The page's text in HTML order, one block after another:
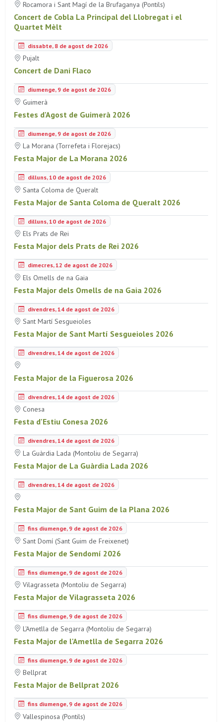
Rocamora i Sant Magí de la Brufaganya (Pontils)
Concert de Cobla La Principal del Llobregat i el
Quartet Mèlt
dissabte, 8 de agost de 2026
Pujalt
Concert de Dani Flaco
diumenge, 9 de agost de 2026
Guimerà
Festes d'Agost de Guimerà 2026
diumenge, 9 de agost de 2026
La Morana (Torrefeta i Florejacs)
Festa Major de La Morana 2026
dilluns, 10 de agost de 2026
Santa Coloma de Queralt
Festa Major de Santa Coloma de Queralt 2026
dilluns, 10 de agost de 2026
Els Prats de Rei
Festa Major dels Prats de Rei 2026
dimecres, 12 de agost de 2026
Els Omells de na Gaia
Festa Major dels Omells de na Gaia 2026
divendres, 14 de agost de 2026
Sant Martí Sesgueioles
Festa Major de Sant Martí Sesgueioles 2026
divendres, 14 de agost de 2026
Festa Major de la Figuerosa 2026
divendres, 14 de agost de 2026
Conesa
Festa d'Estiu Conesa 2026
divendres, 14 de agost de 2026
La Guàrdia Lada (Montoliu de Segarra)
Festa Major de La Guàrdia Lada 2026
divendres, 14 de agost de 2026
Festa Major de Sant Guim de la Plana 2026
fins diumenge, 9 de agost de 2026
Sant Domí (Sant Guim de Freixenet)
Festa Major de Sendomí 2026
fins diumenge, 9 de agost de 2026
Vilagrasseta (Montoliu de Segarra)
Festa Major de Vilagrasseta 2026
fins diumenge, 9 de agost de 2026
L'Ametlla de Segarra (Montoliu de Segarra)
Festa Major de l'Ametlla de Segarra 2026
fins diumenge, 9 de agost de 2026
Bellprat
Festa Major de Bellprat 2026
fins diumenge, 9 de agost de 2026
Vallespinosa (Pontils)